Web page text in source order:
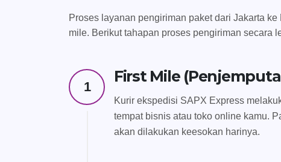
Proses layanan pengiriman paket dari Jakarta
mile. Berikut tahapan proses pengiriman secara
1
First Mile
Kurir ekspedisi SAPX Express
tempat bisnis atau toko online kamu.
akan dilakukan keesokan harinya.